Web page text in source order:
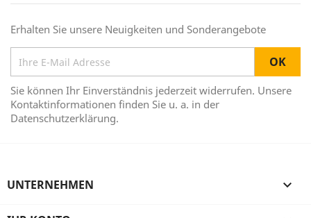
Erhalten Sie unsere Neuigkeiten und Sonderangebote
Sie können Ihr Einverständnis jederzeit widerrufen. Unsere
Kontaktinformationen finden Sie u. a. in der
Datenschutzerklärung.
UNTERNEHMEN 